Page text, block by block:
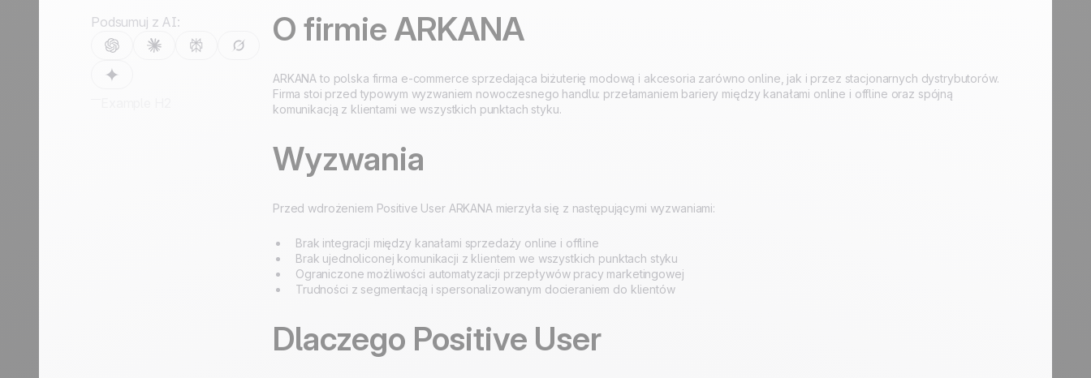
Odkryj Odkryj
4.8 na Trustpilot
Certyfikat ISO 27001
Podsumuj z AI: O firmie ARKANA
ARKANA to polska firma e-commerce sprzedająca biżuterię modową i akcesoria zarówno online, jak i przez stacjonarnych dystrybutorów.
Firma stoi przed typowym wyzwaniem nowoczesnego handlu: przełamaniem bariery między kanałami online i offline oraz spójną
komunikacją z klientami we wszystkich punktach styku.
Wyzwania
Przed wdrożeniem Positive User ARKANA mierzyła się z następującymi wyzwaniami:
Brak integracji między kanałami sprzedaży online i offline
Brak ujednoliconej komunikacji z klientem we wszystkich punktach styku
Ograniczone możliwości automatyzacji przepływów pracy marketingowej
Trudności z segmentacją i spersonalizowanym docieraniem do klientów
Dlaczego Positive User